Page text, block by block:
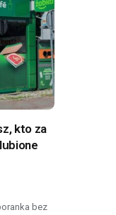
kto za
bez